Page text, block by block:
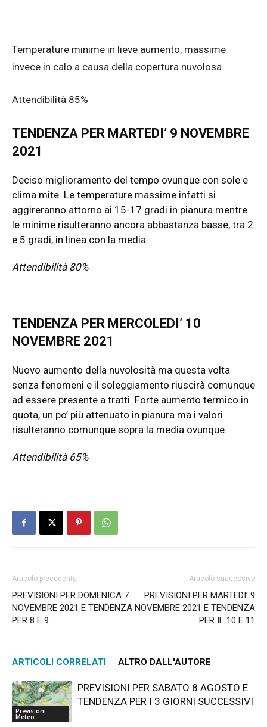
Temperature minime in lieve aumento, massime
invece in calo a causa della copertura nuvolosa.
Attendibilità 85%
TENDENZA PER MARTEDI’ 9 NOVEMBRE
2021
Deciso miglioramento del tempo ovunque con sole e
clima mite. Le temperature massime infatti si
aggireranno attorno ai 15-17 gradi in pianura mentre
le minime risulteranno ancora abbastanza basse, tra 2
e 5 gradi, in linea con la media.
Attendibilità 80%
TENDENZA PER MERCOLEDI’ 10
NOVEMBRE 2021
Nuovo aumento della nuvolosità ma questa volta
senza fenomeni e il soleggiamento riuscirà comunque
ad essere presente a tratti. Forte aumento termico in
quota, un po’ più attenuato in pianura ma i valori
risulteranno comunque sopra la media ovunque.
Attendibilità 65%
Articolo precedente
PREVISIONI PER DOMENICA 7
NOVEMBRE 2021 E TENDENZA
PER 8 E 9
Articolo successivo
PREVISIONI PER MARTEDI’ 9
NOVEMBRE 2021 E TENDENZA
PER IL 10 E 11
ARTICOLI CORRELATI ALTRO DALL'AUTORE
Previsioni
Meteo
PREVISIONI PER SABATO 8 AGOSTO E
TENDENZA PER I 3 GIORNI SUCCESSIVI